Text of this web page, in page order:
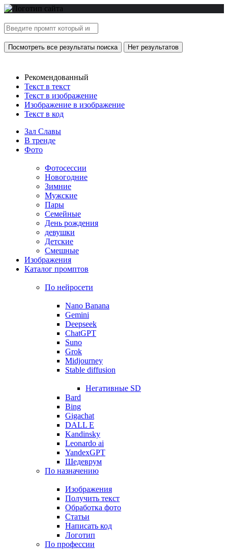
Посмотреть все результаты поиска Нет результатов
Рекомендованный
Текст в текст
Текст в изображение
Изображение в изображение
Текст в код
Зал Славы
В тренде
Фото
Фотосессии
Новогодние
Зимние
Мужские
Пары
Семейные
День рождения
девушки
Детские
Смешные
Изображения
Каталог промптов
По нейросети
Nano Banana
Gemini
Deepseek
ChatGPT
Suno
Grok
Midjourney
Stable diffusion
Негативные SD
Bard
Bing
Gigachat
DALL E
Kandinsky
Leonardo ai
YandexGPT
Шедеврум
По назначению
Изображения
Получить текст
Обработка фото
Статьи
Написать код
Логотип
По профессии